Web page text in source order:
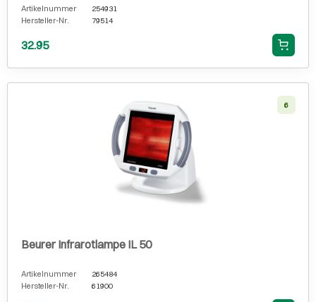
Artikelnummer
254931
Hersteller-Nr.
79514
32.95
6
Beurer Infrarotlampe IL 50
Artikelnummer
265484
Hersteller-Nr.
61900